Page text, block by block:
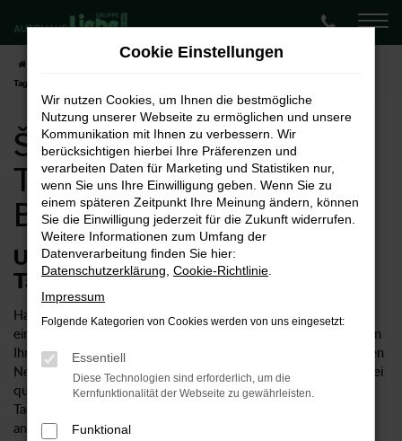
Zum
Hauptinhalt
springen
Tageszulassung für Bamberg
Škoda Kodiaq
Tageszulassung für
Bamberg
Unsere Tipps für eine Škoda Kodiaq
Tageszulassung in Bamberg
Haben Sie für Ihre Mobilität in Bamberg schon einmal über
eine Škoda Kodiaq Tageszulassung nachgedacht? Wir können
Ihnen diese Möglichkeit empfehlen, denn so erhalten Sie einen
Neuwagen zum Preis eines Gebrauchten und müssen keinerlei
qualitative Abstriche hinnehmen. Ob eine Škoda Kodiaq
Tageszulassung für einen Tag in Bamberg oder an einem
anderen Ort zugelassen wurde, spielt keine Rolle. Wichtig ist
Cookie Einstellungen
Wir nutzen Cookies, um Ihnen die bestmögliche
Nutzung unserer Webseite zu ermöglichen und unsere
Kommunikation mit Ihnen zu verbessern. Wir
berücksichtigen hierbei Ihre Präferenzen und
verarbeiten Daten für Marketing und Statistiken nur,
wenn Sie uns Ihre Einwilligung geben. Wenn Sie zu
einem späteren Zeitpunkt Ihre Meinung ändern, können
Sie die Einwilligung jederzeit für die Zukunft widerrufen.
Weitere Informationen zum Umfang der
Datenverarbeitung finden Sie hier:
Datenschutzerklärung Cookie-Richtlinie
Impressum
Folgende Kategorien von Cookies werden von uns eingesetzt:
Essentiell
Diese Technologien sind erforderlich, um die
Kernfunktionalität der Webseite zu gewährleisten.
Funktional